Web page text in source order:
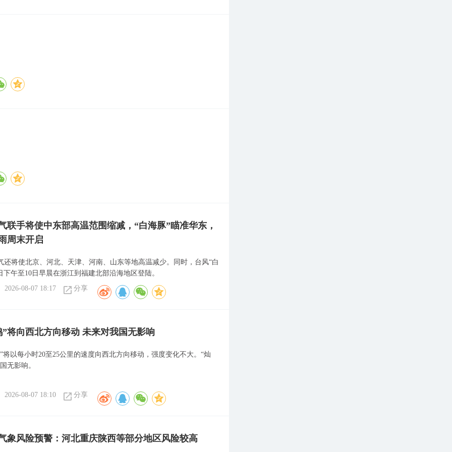
联手将使中东部高温范围缩减，“白海豚”瞄准华东，
周末开启
还将使北京、河北、天津、河南、山东等地高温减少。同时，台风“白
下午至10日早晨在浙江到福建北部沿海地区登陆。
2026-08-07 18:17
分享
”将向西北方向移动 未来对我国无影响
将以每小时20至25公里的速度向西北方向移动，强度变化不大。“灿
无影响。
2026-08-07 18:10 分享
象风险预警：河北重庆陕西等部分地区风险较高